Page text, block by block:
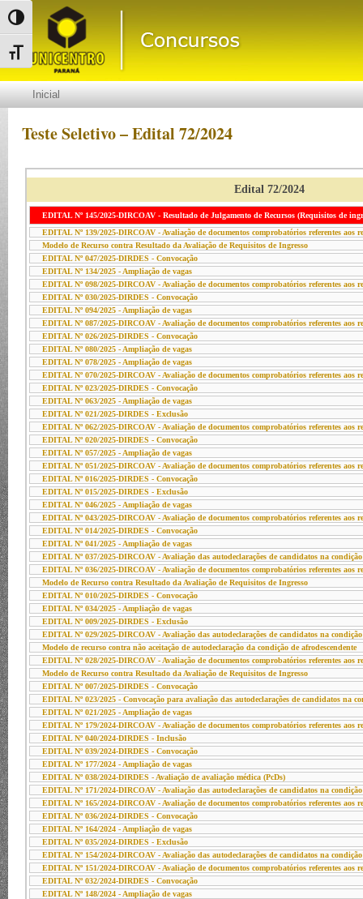
Alternar alto contraste
Alternar tamanho da fonte
Inicial
Teste Seletivo – Edital 72/2024
Edital 72/2024
EDITAL Nº 145/2025-DIRCOAV - Resultado de Julgamento de Recursos (Requisitos de
EDITAL Nº 139/2025-DIRCOAV - Avaliação de documentos comprobatórios referentes aos
Modelo de Recurso contra Resultado da Avaliação de Requisitos de Ingresso
EDITAL Nº 047/2025-DIRDES - Convocação
EDITAL Nº 134/2025 - Ampliação de vagas
EDITAL Nº 098/2025-DIRCOAV - Avaliação de documentos comprobatórios referentes aos
EDITAL Nº 030/2025-DIRDES - Convocação
EDITAL Nº 094/2025 - Ampliação de vagas
EDITAL Nº 087/2025-DIRCOAV - Avaliação de documentos comprobatórios referentes aos
EDITAL Nº 026/2025-DIRDES - Convocação
EDITAL Nº 080/2025 - Ampliação de vagas
EDITAL Nº 078/2025 - Ampliação de vagas
EDITAL Nº 070/2025-DIRCOAV - Avaliação de documentos comprobatórios referentes aos
EDITAL Nº 023/2025-DIRDES - Convocação
EDITAL Nº 063/2025 - Ampliação de vagas
EDITAL Nº 021/2025-DIRDES - Exclusão
EDITAL Nº 062/2025-DIRCOAV - Avaliação de documentos comprobatórios referentes aos
EDITAL Nº 020/2025-DIRDES - Convocação
EDITAL Nº 057/2025 - Ampliação de vagas
EDITAL Nº 051/2025-DIRCOAV - Avaliação de documentos comprobatórios referentes aos
EDITAL Nº 016/2025-DIRDES - Convocação
EDITAL Nº 015/2025-DIRDES - Exclusão
EDITAL Nº 046/2025 - Ampliação de vagas
EDITAL Nº 043/2025-DIRCOAV - Avaliação de documentos comprobatórios referentes aos
EDITAL Nº 014/2025-DIRDES - Convocação
EDITAL Nº 041/2025 - Ampliação de vagas
EDITAL Nº 037/2025-DIRCOAV - Avaliação das autodeclarações de candidatos na
EDITAL Nº 036/2025-DIRCOAV - Avaliação de documentos comprobatórios referentes aos
Modelo de Recurso contra Resultado da Avaliação de Requisitos de Ingresso
EDITAL Nº 010/2025-DIRDES - Convocação
EDITAL Nº 034/2025 - Ampliação de vagas
EDITAL Nº 009/2025-DIRDES - Exclusão
EDITAL Nº 029/2025-DIRCOAV - Avaliação das autodeclarações de candidatos na
Modelo de recurso contra não aceitação de autodeclaração da condição de afrodescendente
EDITAL Nº 028/2025-DIRCOAV - Avaliação de documentos comprobatórios referentes aos
Modelo de Recurso contra Resultado da Avaliação de Requisitos de Ingresso
EDITAL Nº 007/2025-DIRDES - Convocação
EDITAL Nº 023/2025 - Convocação para avaliação das autodeclarações de candidatos na
EDITAL Nº 021/2025 - Ampliação de vagas
EDITAL Nº 179/2024-DIRCOAV - Avaliação de documentos comprobatórios referentes aos
EDITAL Nº 040/2024-DIRDES - Inclusão
EDITAL Nº 039/2024-DIRDES - Convocação
EDITAL Nº 177/2024 - Ampliação de vagas
EDITAL Nº 038/2024-DIRDES - Avaliação de avaliação médica (PcDs)
EDITAL Nº 171/2024-DIRCOAV - Avaliação das autodeclarações de candidatos na
EDITAL Nº 165/2024-DIRCOAV - Avaliação de documentos comprobatórios referentes aos
EDITAL Nº 036/2024-DIRDES - Convocação
EDITAL Nº 164/2024 - Ampliação de vagas
EDITAL Nº 035/2024-DIRDES - Exclusão
EDITAL Nº 154/2024-DIRCOAV - Avaliação das autodeclarações de candidatos na
EDITAL Nº 151/2024-DIRCOAV - Avaliação de documentos comprobatórios referentes aos
EDITAL Nº 032/2024-DIRDES - Convocação
EDITAL Nº 148/2024 - Ampliação de vagas